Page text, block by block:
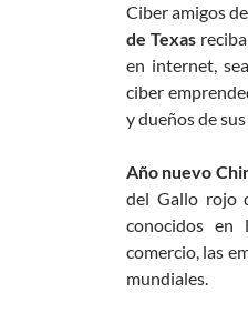
Ciber amigos
de Texas
en internet,
ciber
y dueños de
Año nuevo
del Gallo rojo
conocidos en
comercio, las
mundiales.